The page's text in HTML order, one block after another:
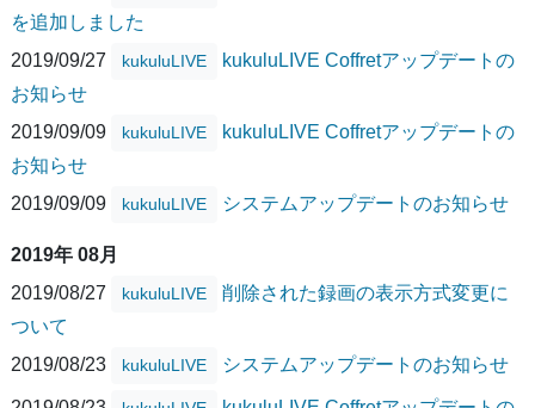
を追加しました
2019/09/27
kukuluLIVE
kukuluLIVE Coffretアップデートの
お知らせ
2019/09/09
kukuluLIVE
kukuluLIVE Coffretアップデートの
お知らせ
2019/09/09
kukuluLIVE システムアップデートのお知らせ
2019年 08月
2019/08/27
kukuluLIVE
削除された録画の表示方式変更に
ついて
2019/08/23
kukuluLIVE システムアップデートのお知らせ